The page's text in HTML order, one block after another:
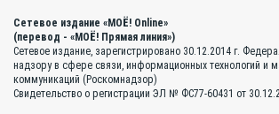
Сетевое издание «МОЁ! Online»
(перевод - «МОЁ! Прямая линия»)
Сетевое издание, зарегистрировано 30.12.2014 г.
надзору в сфере связи, информационных технологий и
коммуникаций (Роскомнадзор)
Свидетельство о регистрации ЭЛ № ФС77-60431 от